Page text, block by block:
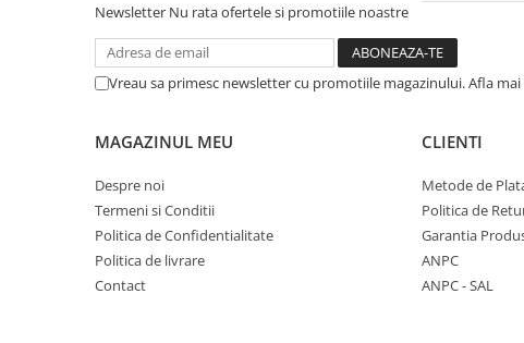
Newsletter Nu rata ofertele si promotiile noastre
Vreau sa primesc newsletter cu promotiile magazinului. Afla
MAGAZINUL MEU
Despre noi
Termeni si Conditii
Politica de Confidentialitate
Politica de livrare
Contact
CLIENTI
Metode de
Politica de
Garantia
ANPC
ANPC - SAL